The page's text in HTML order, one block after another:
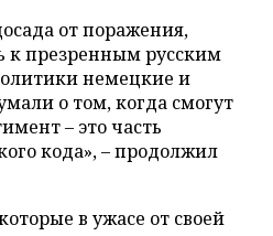
от поражения,
к презренным русским
немецкие и
о том, когда смогут
– это часть
кода», – продолжил
в ужасе от своей